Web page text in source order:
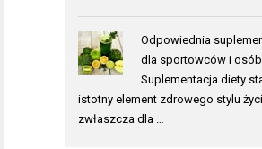
Odpowiednia
dla sportowców i
Suplementacja diety
istotny element zdrowego stylu
zwłaszcza dla …